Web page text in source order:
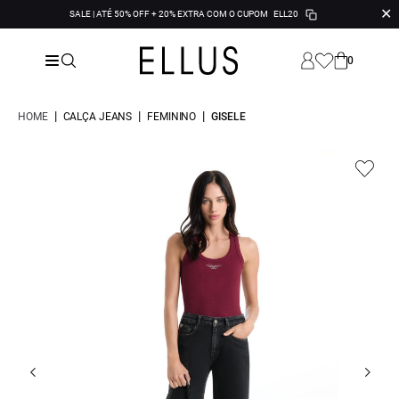
SALE | ATÉ 50% OFF + 20% EXTRA COM O CUPOM ELL20 ✕
0
HOME | CALÇA JEANS | FEMININO | GISELE